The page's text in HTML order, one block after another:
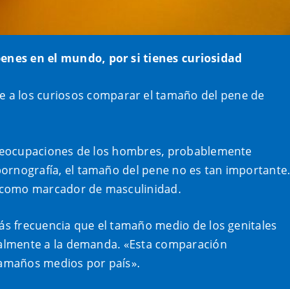
en el mundo, por si tienes curiosidad
a los curiosos comparar el tamaño del pene de
de los hombres, probablemente
el tamaño del pene no es tan importante.
marcador de masculinidad.
frecuencia que el tamaño medio de los genitales
a la demanda. «Esta comparación
medios por país».